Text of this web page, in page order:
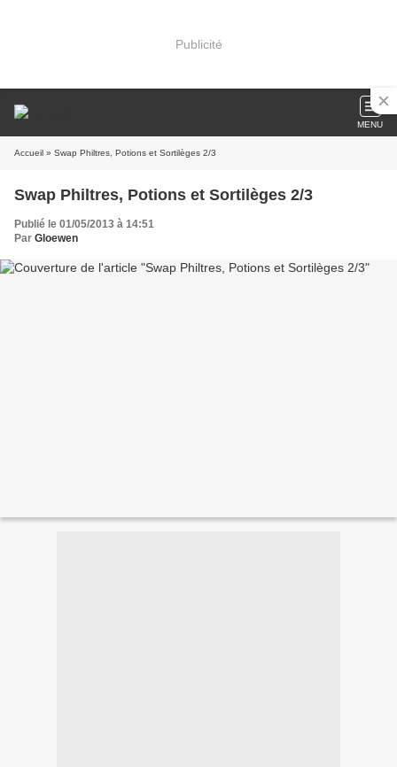
Publicité
MENU
Accueil » Swap Philtres, Potions et Sortilèges 2/3
Swap Philtres, Potions et Sortilèges 2/3
Publié le 01/05/2013 à 14:51
Par Gloewen